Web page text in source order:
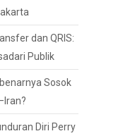
dan QRIS:
Publik
Sosok
Diri Perry